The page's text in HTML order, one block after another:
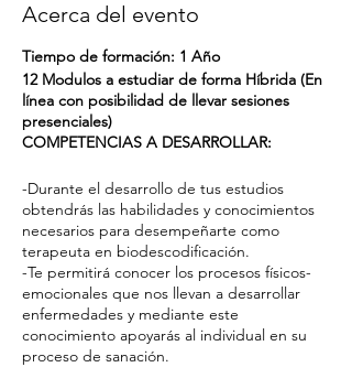
Acerca del evento
Tiempo de formación: 1 Año
12 Modulos a estudiar de forma Híbrida (En
línea con posibilidad de llevar sesiones
presenciales)
COMPETENCIAS A DESARROLLAR:
-Durante el desarrollo de tus estudios
obtendrás las habilidades y conocimientos
necesarios para desempeñarte como
terapeuta en biodescodificación.
-Te permitirá conocer los procesos físicos-
emocionales que nos llevan a desarrollar
enfermedades y mediante este
conocimiento apoyarás al individual en su
proceso de sanación.